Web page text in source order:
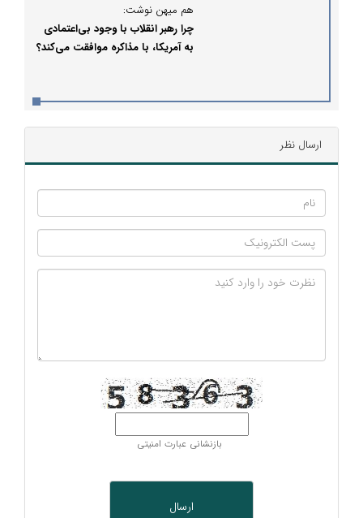
هم میهن نوشت:
چرا رهبر انقلاب با وجود بی‌اعتمادی
به آمریکا، با مذاکره موافقت می‌کند؟
ارسال نظر
بازنشانی عبارت امنیتی